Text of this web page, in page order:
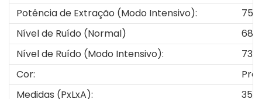
Potência de Extração (Modo Intensivo):
Nível de Ruído (Normal)
68
Nível de Ruído (Modo Intensivo):
73
Cor:
Medidas (PxLxA):